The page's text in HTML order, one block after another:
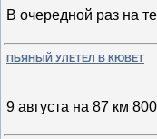
В очередной раз на
ПЬЯНЫЙ УЛЕТЕЛ В КЮВЕТ
9 августа на 87 км